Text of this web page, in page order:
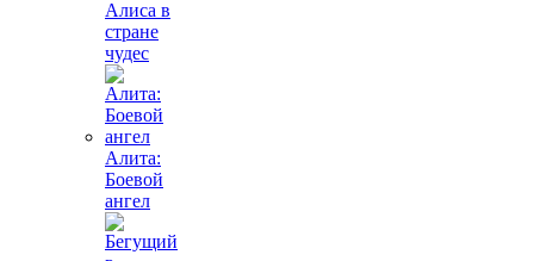
Алиса в
стране
чудес
Алита:
Боевой
ангел